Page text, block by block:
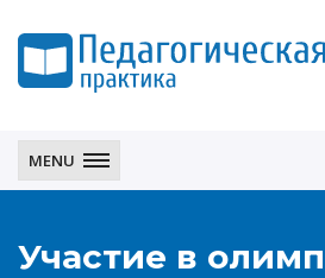
MENU
Участие в